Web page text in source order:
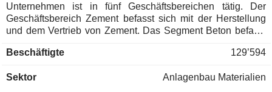
Unternehmen ist in fünf Geschäftsbereichen tätig. Der
Geschäftsbereich Zement befasst sich mit der Herstellung
und dem Vertrieb von Zement. Das Segment Beton befasst
Segment Neue Materialien befasst sich mit der Herstellung
Leichtbaustoffen. Das Segment Ingenieurdienstleistungen
Beschäftigte 129’594
Sektor Anlagenbau Materialien